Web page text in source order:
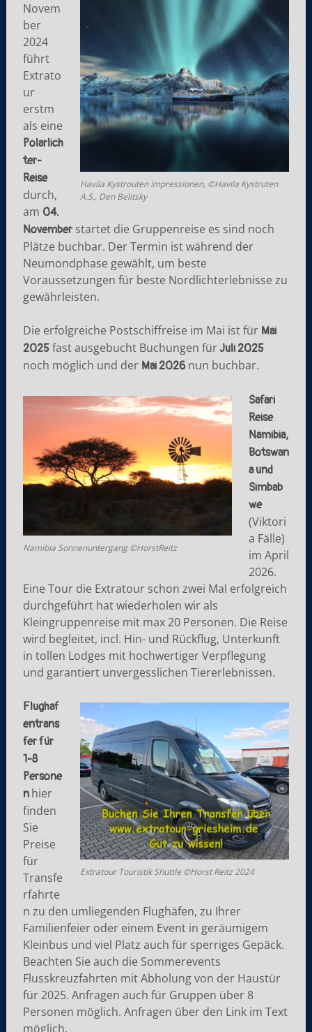
Havila Kystrouten Impressionen, ©Havila Kystruten
A.S., Den Belitsky
Novem
ber
2024
führt
Extrato
ur
erstm
als eine
Polarlich
ter-
Reise
durch,
am 04.
Novemberstartet die Gruppenreise es sind noch
Plätze buchbar. Der Termin ist während der
Neumondphase gewählt, um beste
Voraussetzungen für beste Nordlichterlebnisse zu
gewährleisten.
Die erfolgreiche Postschiffreise im Mai ist für Mai
2025fast ausgebucht Buchungen fürJuli 2025
noch möglich und der Mai 2026nun buchbar.
Namibia Sonnenuntergang ©HorstReitz
Safari
Reise
Namibia,
Botswan
a und
Simbab
we
(Viktori
a Fälle)
im April
2026.
Eine Tour die Extratour schon zwei Mal erfolgreich
durchgeführt hat wiederholen wir als
Kleingruppenreise mit max 20 Personen. Die Reise
wird begleitet, incl. Hin- und Rückflug, Unterkunft
in tollen Lodges mit hochwertiger Verpflegung
und garantiert unvergesslichen Tiererlebnissen.
Extratour Touristik Shuttle ©Horst Reitz 2024
Flughaf
entrans
fer für
1-8
Persone
n hier
finden
Sie
Preise
für
Transfe
rfahrte
n zu den umliegenden Flughäfen, zu Ihrer
Familienfeier oder einem Event in geräumigem
Kleinbus und viel Platz auch für sperriges Gepäck.
Beachten Sie auch die Sommerevents
Flusskreuzfahrten mit Abholung von der Haustür
für 2025. Anfragen auch für Gruppen über 8
Personen möglich. Anfragen über den Link im Text
möglich.